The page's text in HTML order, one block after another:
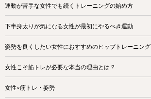
運動が苦手な女性でも続くトレーニングの始め方
下半身太りが気になる女性が最初にやるべき運動
姿勢を良くしたい女性におすすめのヒップトレーニング
女性こそ筋トレが必要な本当の理由とは？
女性×筋トレ・姿勢